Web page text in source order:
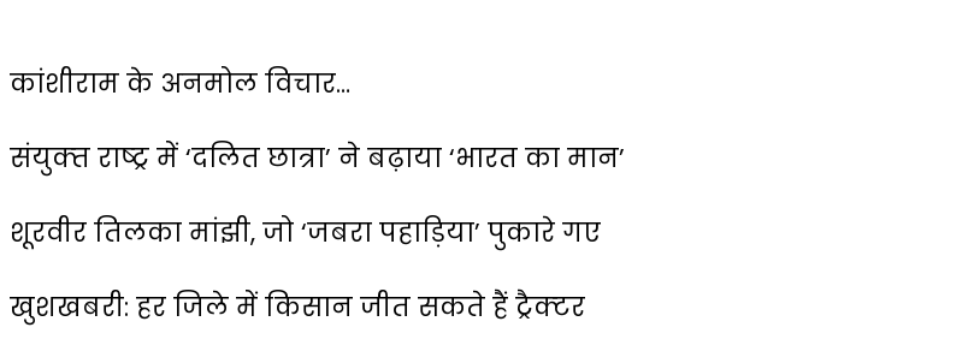
कांशीराम के अनमोल विचार…
संयुक्‍त राष्‍ट्र में ‘दलित छात्रा’ ने बढ़ाया ‘भारत का मान’
शूरवीर तिलका मांझी, जो ‘जबरा पहाड़िया’ पुकारे गए
खुशखबरी: हर जिले में किसान जीत सकते हैं ट्रैक्‍टर